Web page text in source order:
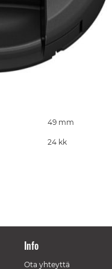
49 mm
24 kk
Info
Ota yhteyttä